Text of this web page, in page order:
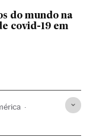
do mundo na
covid-19 em